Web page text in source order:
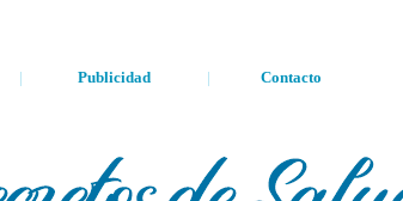
| Publicidad | Contacto